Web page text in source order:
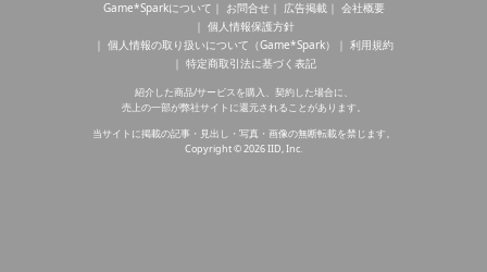
Game*Sparkについて お問合せ 広告掲載
会社概要
個人情報保護方針
個人情報の取り扱いについて（Game*Spark）
利用規約
特定商取引法に基づく表記
紹介した商品/サービスを購入、契約した場合に、
売上の一部が弊社サイトに還元されることがあります。
当サイトに掲載の記事・見出し・写真・画像の無断転載を禁じます。
Copyright © 2026 IID, Inc.